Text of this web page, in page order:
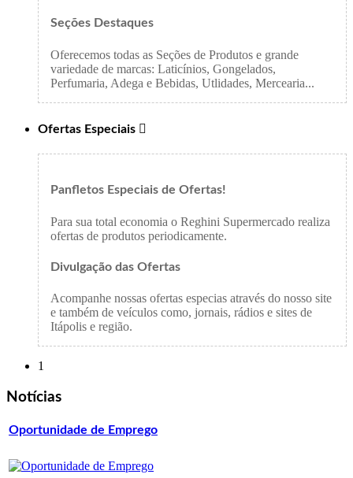
Seções Destaques
Oferecemos todas as Seções de Produtos e grande
variedade de marcas: Laticínios, Gongelados,
Perfumaria, Adega e Bebidas, Utlidades, Mercearia...
Ofertas Especiais
Panfletos Especiais de Ofertas!
Para sua total economia o Reghini Supermercado realiza
ofertas de produtos periodicamente.
Divulgação das Ofertas
Acompanhe nossas ofertas especias através do nosso site
e também de veículos como, jornais, rádios e sites de
Itápolis e região.
1
Notícias
Oportunidade de Emprego